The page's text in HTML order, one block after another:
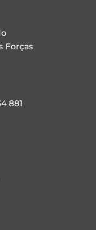
Forças
881